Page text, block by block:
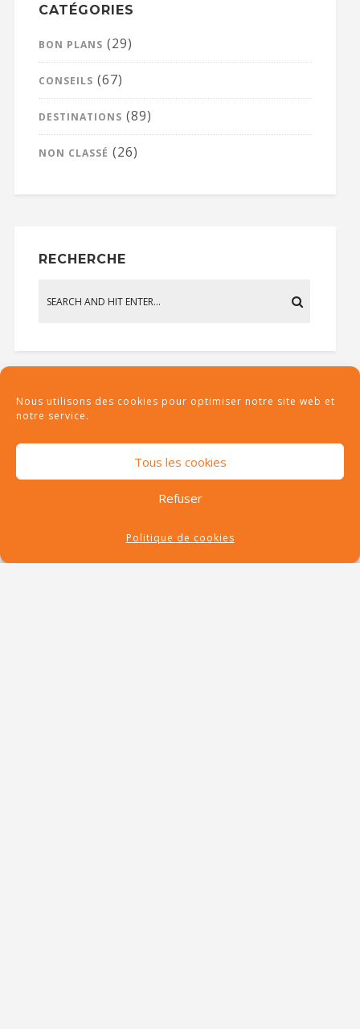
Nous utilisons des cookies pour optimiser notre site web et
notre service.
Tous les cookies
Refuser
Politique de cookies
CATÉGORIES
BON PLANS (29)
CONSEILS (67)
DESTINATIONS (89)
NON CLASSÉ (26)
RECHERCHE